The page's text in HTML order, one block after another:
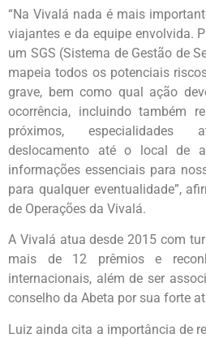
“Na Vivalá nada é mais
viajantes e da equipe envolvida.
um SGS (Sistema de Gestão de
mapeia todos os potenciais
grave, bem como qual ação
ocorrência, incluindo também
próximos, especialidades
deslocamento até o local de
informações essenciais para
para qualquer eventualidade”,
de Operações da Vivalá.
A Vivalá atua desde 2015 com
mais de 12 prêmios e
internacionais, além de ser
conselho da Abeta por sua forte
Luiz ainda cita a importância de